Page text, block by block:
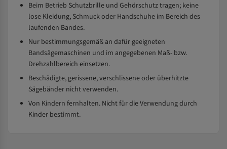
Beim Betrieb Schutzbrille und Gehörschutz tragen; keine
lose Kleidung, Schmuck oder Handschuhe im Bereich des
laufenden Bandes.
Nur bestimmungsgemäß an dafür geeigneten
Bandsägemaschinen und im angegebenen Maß- bzw.
Drehzahlbereich einsetzen.
Beschädigte, gerissene, verschlissene oder überhitzte
Sägebänder nicht verwenden.
Von Kindern fernhalten. Nicht für die Verwendung durch
Kinder bestimmt.